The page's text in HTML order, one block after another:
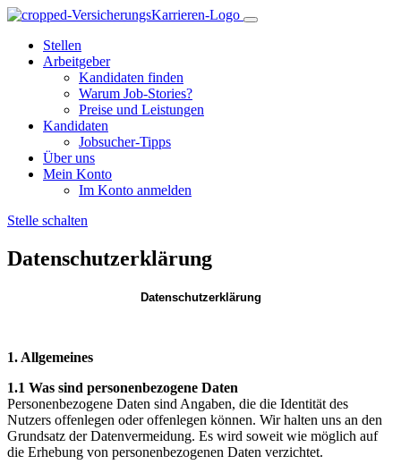
Stellen
Arbeitgeber
Kandidaten finden
Warum Job-Stories?
Preise und Leistungen
Kandidaten
Jobsucher-Tipps
Über uns
Mein Konto
Im Konto anmelden
Stelle schalten
Datenschutzerklärung
Datenschutzerklärung
1. Allgemeines
1.1 Was sind personenbezogene Daten
Personenbezogene Daten sind Angaben, die die Identität des
Nutzers offenlegen oder offenlegen können. Wir halten uns an den
Grundsatz der Datenvermeidung. Es wird soweit wie möglich auf
die Erhebung von personenbezogenen Daten verzichtet.